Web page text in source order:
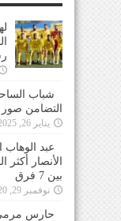
شباب
التضامن صور
يناير 26, 2025
عبد الوهاب
الأنصار
بين 7 فرق
نوفمبر 29, 2020
حارس مرمى